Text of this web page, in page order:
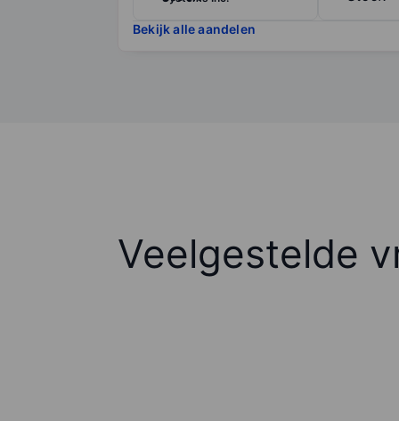
Bekijk alle aandelen
Veelgestelde